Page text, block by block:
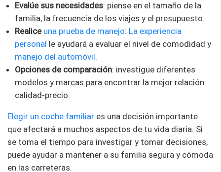
Evalúe sus necesidades: piense en el tamaño de la
familia, la frecuencia de los viajes y el presupuesto.
Realice una prueba de manejo: La experiencia
personal le ayudará a evaluar el nivel de comodidad y
manejo del automóvil.
Opciones de comparación: investigue diferentes
modelos y marcas para encontrar la mejor relación
calidad-precio.
Elegir un coche familiar es una decisión importante
que afectará a muchos aspectos de tu vida diaria. Si
se toma el tiempo para investigar y tomar decisiones,
puede ayudar a mantener a su familia segura y cómoda
en las carreteras.